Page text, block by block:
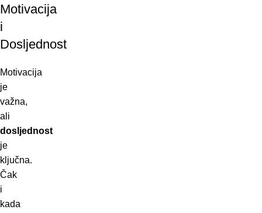
Motivacija
i
Dosljednost
Motivacija
je
važna,
ali
dosljednost
je
ključna.
Čak
i
kada